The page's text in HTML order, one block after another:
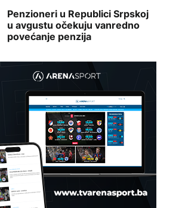
Penzioneri u Republici Srpskoj
u avgustu očekuju vanredno
povećanje penzija